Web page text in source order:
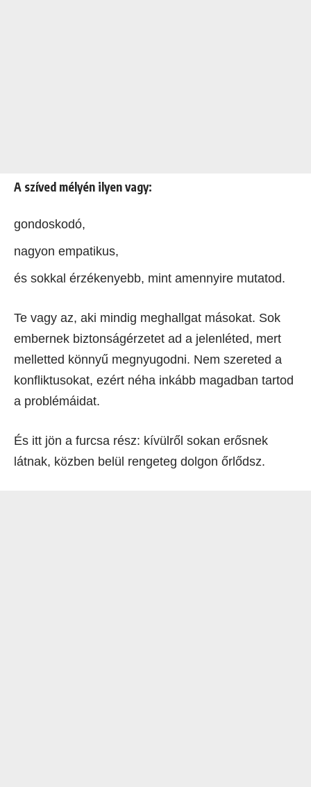
A szíved mélyén ilyen vagy:
gondoskodó,
nagyon empatikus,
és sokkal érzékenyebb, mint amennyire mutatod.
Te vagy az, aki mindig meghallgat másokat. Sok
embernek biztonságérzetet ad a jelenléted, mert
melletted könnyű megnyugodni. Nem szereted a
konfliktusokat, ezért néha inkább magadban tartod
a problémáidat.
És itt jön a furcsa rész: kívülről sokan erősnek
látnak, közben belül rengeteg dolgon őrlődsz.